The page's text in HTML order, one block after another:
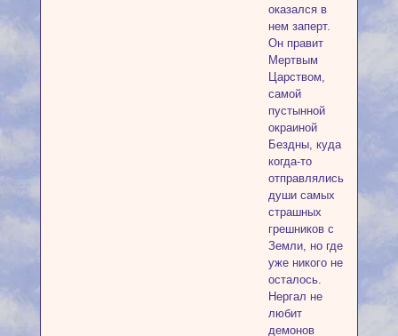
оказался в
нем заперт.
Он правит
Мертвым
Царством,
самой
пустынной
окраиной
Бездны, куда
когда-то
отправлялись
души самых
страшных
грешников с
Земли, но где
уже никого не
осталось.
Нергал не
любит
демонов